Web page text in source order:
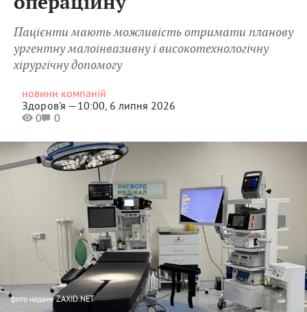
Пацієнти мають можливість отримати планову
ургентну малоінвазивну і високотехнологічну
хірургічну допомогу
новини компаній
Здоров'я —10:00, 6 липня 2026
0
0
фото надане ZAXID.NET